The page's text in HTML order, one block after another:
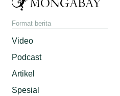
Format berita
Video
Podcast
Artikel
Spesial